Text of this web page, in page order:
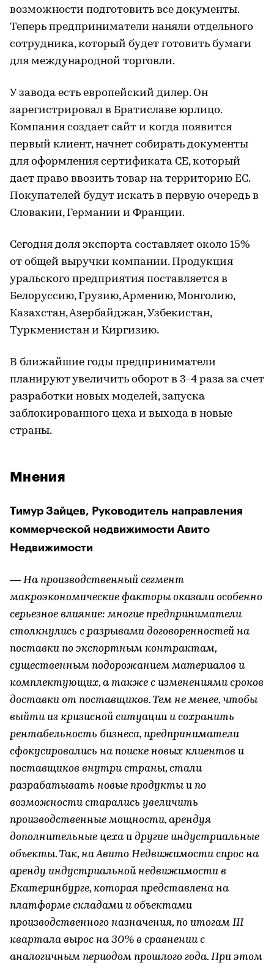
возможности подготовить все документы.
Теперь предприниматели наняли отдельного
сотрудника, который будет готовить бумаги
для международной торговли.
У завода есть европейский дилер. Он
зарегистрировал в Братиславе юрлицо.
Компания создает сайт и когда появится
первый клиент, начнет собирать документы
для оформления сертификата CE, который
дает право ввозить товар на территорию ЕС.
Покупателей будут искать в первую очередь в
Словакии, Германии и Франции.
Сегодня доля экспорта составляет около 15%
от общей выручки компании. Продукция
уральского предприятия поставляется в
Белоруссию, Грузию, Армению, Монголию,
Казахстан, Азербайджан, Узбекистан,
Туркменистан и Киргизию.
В ближайшие годы предприниматели
планируют увеличить оборот в 3-4 раза за счет
разработки новых моделей, запуска
заблокированного цеха и выхода в новые
страны.
Мнения
Тимур Зайцев, Руководитель направления
коммерческой недвижимости Авито
Недвижимости
— На производственный сегмент
макроэкономические факторы оказали особенно
серьезное влияние: многие предприниматели
столкнулись с разрывами договоренностей на
поставки по экспортным контрактам,
существенным подорожанием материалов и
комплектующих, а также с изменениями сроков
доставки от поставщиков. Тем не менее, чтобы
выйти из кризисной ситуации и сохранить
рентабельность бизнеса, предприниматели
сфокусировались на поиске новых клиентов и
поставщиков внутри страны, стали
разрабатывать новые продукты и по
возможности старались увеличить
производственные мощности, арендуя
дополнительные цеха и другие индустриальные
объекты. Так, на Авито Недвижимости спрос на
аренду индустриальной недвижимости в
Екатеринбурге, которая представлена на
платформе складами и объектами
производственного назначения, по итогам III
квартала вырос на 30% в сравнении с
аналогичным периодом прошлого года. При этом